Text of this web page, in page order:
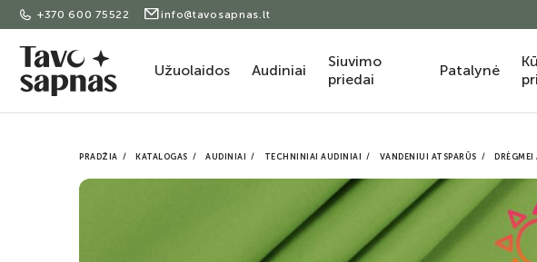
+370 600 75522 info@tavosapnas.lt
Užuolaidos Audiniai
Siuvimo
priedai
Patalynė
PRADŽIA KATALOGAS AUDINIAI TECHNINIAI AUDINIAI VANDENIUI ATSPARŪS